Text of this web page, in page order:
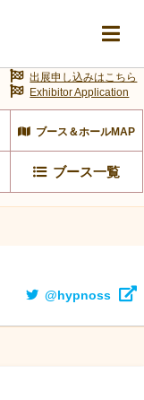
ブース＆ホールMAP
ブース一覧
出展申し込みはこちら
Exhibitor Application
@hypnoss